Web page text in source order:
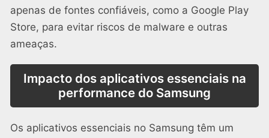
apenas de fontes confiáveis, como a Google Play
Store, para evitar riscos de malware e outras
ameaças.
Impacto dos aplicativos essenciais na
performance do Samsung
Os aplicativos essenciais no Samsung têm um